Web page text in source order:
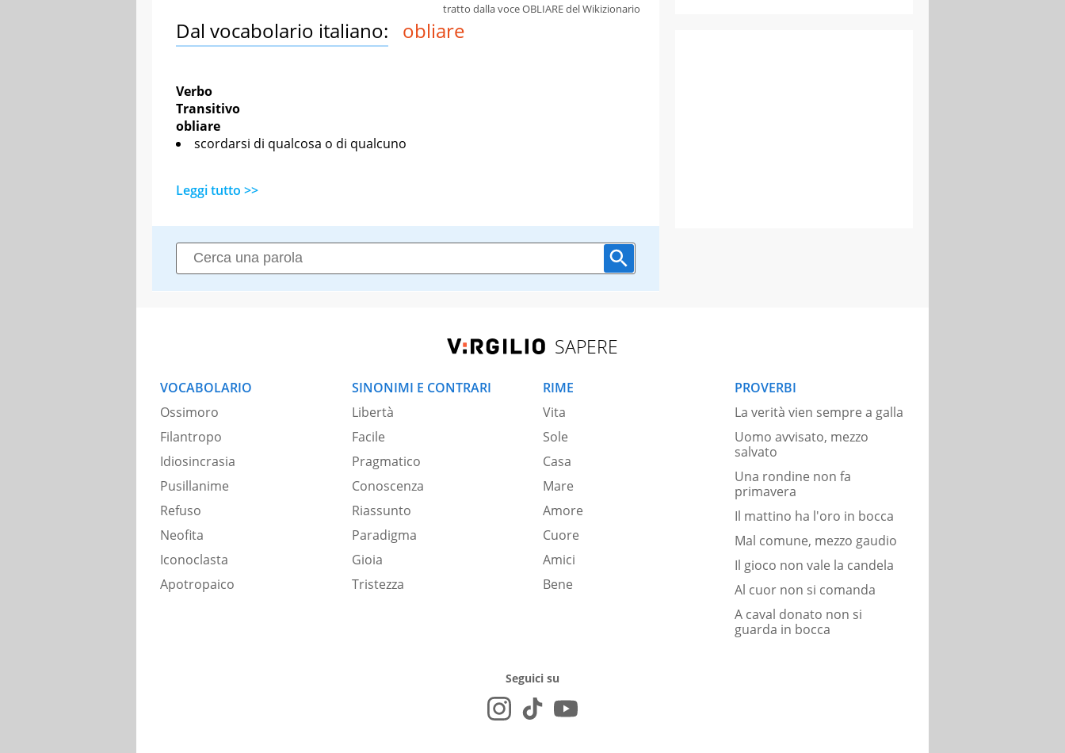
Dal vocabolario italiano: obliare
Verbo
Transitivo
obliare
scordarsi di qualcosa o di qualcuno
Leggi tutto >>
tratto dalla voce OBLIARE del Wikizionario
SAPERE
VOCABOLARIO
Ossimoro
Filantropo
Idiosincrasia
Pusillanime
Refuso
Neofita
Iconoclasta
Apotropaico
SINONIMI E CONTRARI
Libertà
Facile
Pragmatico
Conoscenza
Riassunto
Paradigma
Gioia
Tristezza
RIME
Vita
Sole
Casa
Mare
Amore
Cuore
Amici
Bene
PROVERBI
La verità vien sempre a galla
Uomo avvisato, mezzo
salvato
Una rondine non fa
primavera
Il mattino ha l'oro in bocca
Mal comune, mezzo gaudio
Il gioco non vale la candela
Al cuor non si comanda
A caval donato non si
guarda in bocca
Seguici su